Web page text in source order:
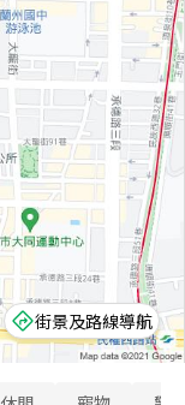
街景及路線導航